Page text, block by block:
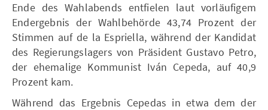
Ende des Wahlabends entfielen laut vorläufigem
Endergebnis der Wahlbehörde 43,74 Prozent der
Stimmen auf de la Espriella, während der Kandidat
des Regierungslagers von Präsident Gustavo Petro,
der ehemalige Kommunist Iván Cepeda, auf 40,9
Prozent kam.
Während das Ergebnis Cepedas in etwa dem der